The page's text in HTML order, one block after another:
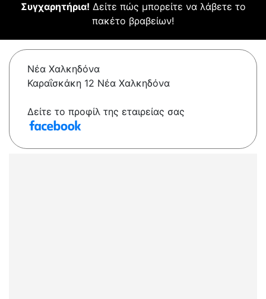
Συγχαρητήρια! Δείτε πώς μπορείτε να λάβετε το
πακέτο βραβείων!
Νέα Χαλκηδόνα
Καραΐσκάκη 12 Νέα Χαλκηδόνα
Δείτε το προφίλ της εταιρείας σας